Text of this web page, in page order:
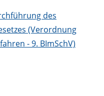
des
(Verordnung
- 9. BImSchV)